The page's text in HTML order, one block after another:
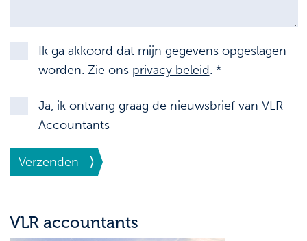
Ik ga akkoord dat mijn gegevens opgeslagen
worden. Zie ons privacy beleid. *
Ja, ik ontvang graag de nieuwsbrief van VLR
Accountants
Verzenden
VLR accountants